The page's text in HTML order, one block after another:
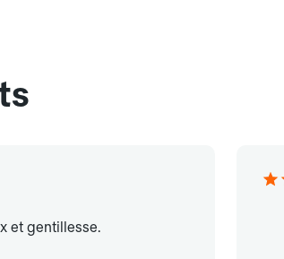
et gentillesse.